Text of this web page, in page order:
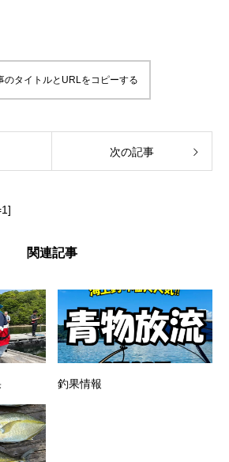
のタイトルとURLをコピーする
次の記事
関連記事
釣果情報